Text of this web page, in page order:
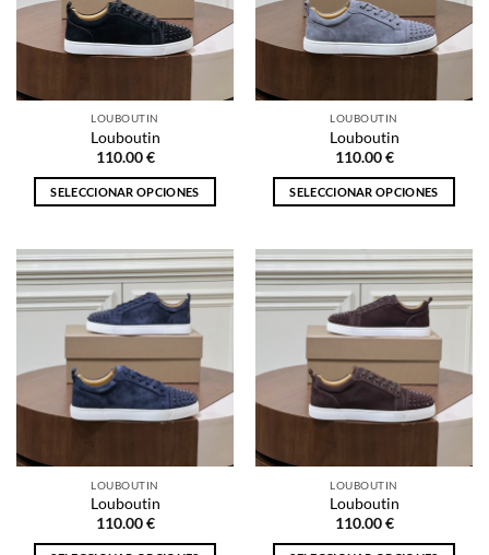
se
pueden
elegir
la
página
de
se
pueden
elegir
la
página
de
LOUBOUTIN
Louboutin
110.00€
SELECCIONAR OPCIONES
tiene
múltiples
variantes.
Las
se
pueden
elegir
la
página
de
LOUBOUTIN
Louboutin
110.00€
SELECCIONAR OPCIONES
tiene
múltiples
variantes.
Las
se
pueden
elegir
la
página
de
LOUBOUTIN
Louboutin
110.00€
LOUBOUTIN
Louboutin
110.00€